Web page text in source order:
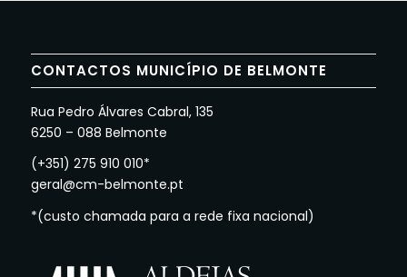
CONTACTOS MUNICÍPIO DE BELMONTE
Rua Pedro Álvares Cabral, 135
6250 – 088 Belmonte
(+351) 275 910 010*
geral@cm-belmonte.pt
*(custo chamada para a rede fixa nacional)